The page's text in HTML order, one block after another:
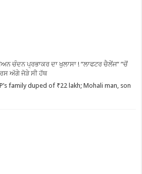
ਚੰਦਨ ਪ੍ਰਭਾਕਰ ਦਾ ਖੁਲਾਸਾ ! ”ਲਾਫਟਰ ਚੈਲੇਂਜ” ”ਚੋਂ
ਅੱਗੇ ਜੋੜੇ ਸੀ ਹੱਥ
family duped of ₹22 lakh; Mohali man, son